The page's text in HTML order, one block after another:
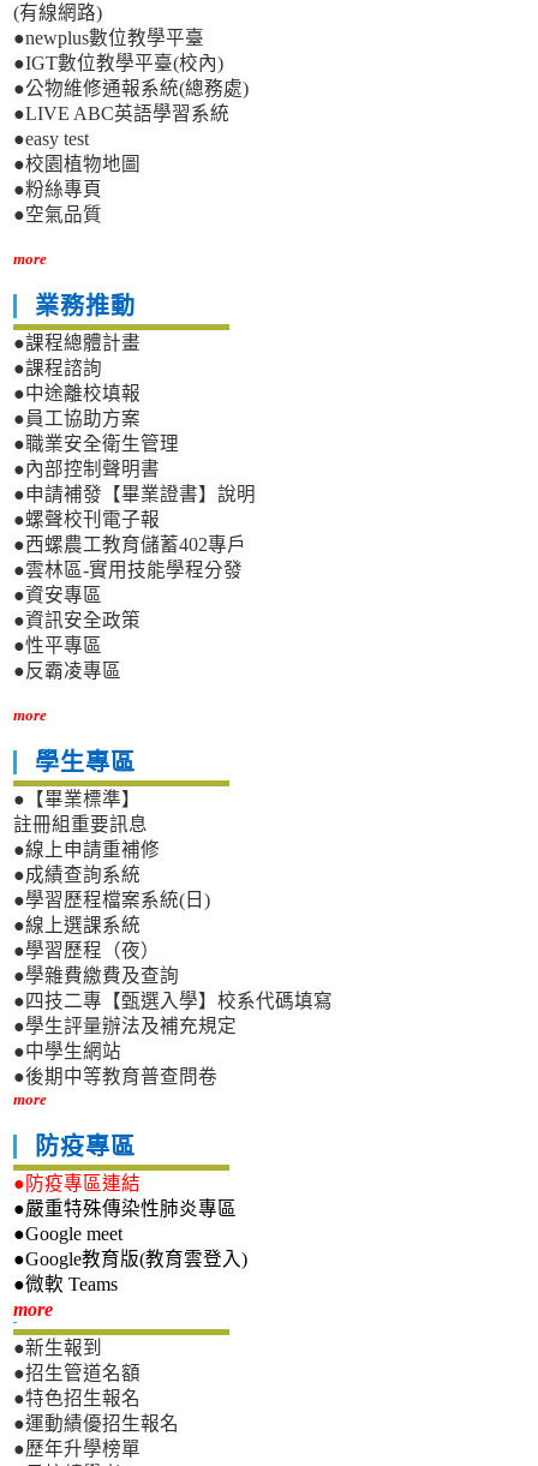
(有線網路)
●newplus數位教學平臺
●IGT數位教學平臺(校內)
●公物維修通報系統(總務處)
●LIVE ABC英語學習系統
●easy test
●校園植物地圖
●粉絲專頁
●空氣品質
more
業務推動
●課程總體計畫
●課程諮詢
●中途離校填報
●員工協助方案
●職業安全衛生管理
●內部控制聲明書
●申請補發【畢業證書】說明
●螺聲校刊電子報
●西螺農工教育儲蓄402專戶
●雲林區-實用技能學程分發
●資安專區
●資訊安全政策
●性平專區
●反霸凌專區
more
學生專區
●【畢業標準】
註冊組重要訊息
●線上申請重補修
●成績查詢系統
●學習歷程檔案系統(日)
●線上選課系統
●學習歷程（夜）
●學雜費繳費及查詢
●四技二專【甄選入學】校系代碼填寫
●學生評量辦法及補充規定
●中學生網站
●後期中等教育普查問卷
more
防疫專區
●防疫專區連結
●嚴重特殊傳染性肺炎專區
●Google meet
●Google教育版(教育雲登入)
●微軟 Teams
more新生專區
●新生報到
●招生管道名額
●特色招生報名
●運動績優招生報名
●歷年升學榜單